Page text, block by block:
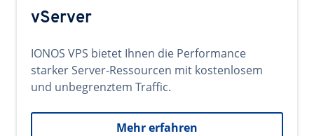
vServer
IONOS VPS bietet Ihnen die Performance
starker Server-Ressourcen mit kostenlosem
und unbegrenztem Traffic.
Mehr erfahren